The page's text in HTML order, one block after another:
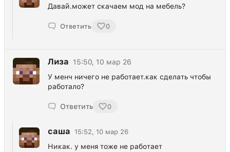
Давай.может скачаем мод на мебель?
Ответить 0
Лиза
15:50, 10 мар 26
У менч ничего не работает.как сделать чтобы
работало?
Ответить 0
саша 15:52, 10 мар 26
Никак. у меня тоже не работает